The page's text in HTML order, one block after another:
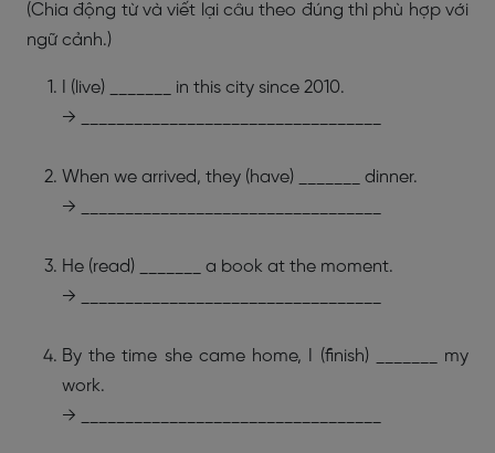
(Chia động từ và viết lại câu theo đúng thì phù hợp với
ngữ cảnh.)
I (live) _______ in this city since 2010.
→ __________________________________
When we arrived, they (have) _______ dinner.
→ __________________________________
He (read) _______ a book at the moment.
→ __________________________________
By the time she came home, I (finish) _______ my
work.
→ __________________________________